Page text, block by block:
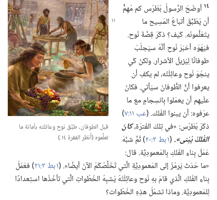
قبل الطوفان،‏ طبَّق نوح وعائلته بأمانة ما
تعلَّموه (‏أُنظر الفقرة ١٤.‏)‏
١٤ أوضَحَ الرَّسولُ بُطْرُس كم مُهِمٌّ
أن يُطَبِّقَ أتباعُ المَسِيح ما
يتَعَلَّمونَه.‏ كَيف؟‏ ذكَرَ قِصَّةَ نُوح.‏
فيَهْوَه أخبَرَ نُوح أنَّهُ سيَجلُبُ
طوفانًا لِيُزيلَ الأشرار.‏ ولكنْ كَي
ينجُوَ نُوح وعائِلَتُه،‏ لم يكفِ أن
يعرِفوا أنَّ الطُّوفانَ سيَأتي.‏ فكانَ
علَيهِم أن يعمَلوا بِانسِجامٍ مع ما
عرَفوه:‏ أن يبنوا الفُلك.‏ (‏عب ١١:‏٧
‏)‏
ذكَرَ بُطْرُس:‏ «في تِلكَ الفَترَة،‏كانَ
الفُلكُ يُبْنى».‏(‏١ بط ٣:‏٢٠
‏)‏ ثُمَّ شبَّهَ
عَمَلَ بِناءِ الفُلكِ بِالمَعمودِيَّة.‏ قال:‏
«ما حَدَثَ يَرمُزُ إلى المَعمودِيَّةِ الَّتي تُخَلِّصُكُمُ الآنَ أيضًا».‏ (‏١ بط ٣:‏٢١
‏)‏ فعَمَلُ
بِناءِ الفُلكِ الَّذي قامَ بهِ نُوح وعائِلَتُهُ يُشبِهُ الخُطُواتِ الَّتي تأخُذُها استِعدادًا
لِلمَعمودِيَّة.‏ وماذا تشمُلُ هذِهِ الخُطُوات؟‏